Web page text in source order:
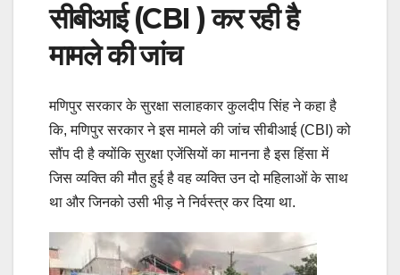
सीबीआई (CBI ) कर रही है
मामले की जांच
मणिपुर सरकार के सुरक्षा सलाहकार कुलदीप सिंह ने कहा है
कि, मणिपुर सरकार ने इस मामले की जांच सीबीआई (CBI) को
सौंप दी है क्योंकि सुरक्षा एजेंसियों का मानना है इस हिंसा में
जिस व्यक्ति की मौत हुई है वह व्यक्ति उन दो महिलाओं के साथ
था और जिनको उसी भीड़ ने निर्वस्त्र कर दिया था.